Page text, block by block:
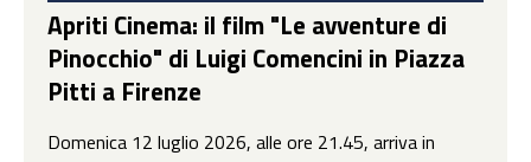
Apriti Cinema: il film "Le avventure di
Pinocchio" di Luigi Comencini in Piazza
Pitti a Firenze
Domenica 12 luglio 2026, alle ore 21.45, arriva in